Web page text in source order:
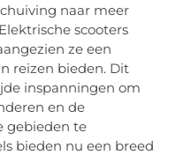
naar meer
scooters
ze een
reizen bieden. Dit
inspanningen om
en de
gebieden te
bieden nu een breed